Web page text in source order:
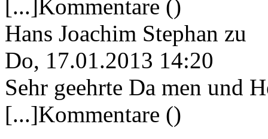
[...]Kommentare ()
Hans Joachim Stephan zu
Do, 17.01.2013 14:20
Sehr geehrte Da men und
[...]Kommentare ()